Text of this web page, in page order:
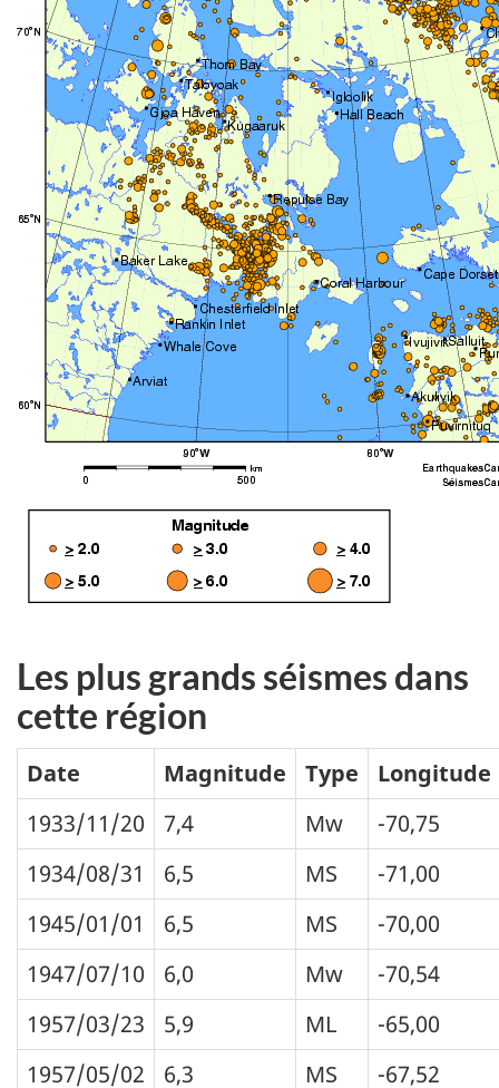
Les plus grands séismes dans
cette région
Date Magnitude Type
Longitude
1933/11/20
7,4 Mw
-70,75
1934/08/31
6,5 MS
-71,00
1945/01/01
6,5 MS
-70,00
1947/07/10
6,0 Mw
-70,54
1957/03/23
5,9 ML
-65,00
1957/05/02
6,3 MS -67,52